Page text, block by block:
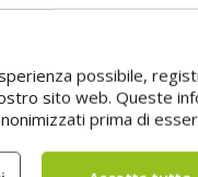
aziende ti
possibile,
sito web. Queste
prima di